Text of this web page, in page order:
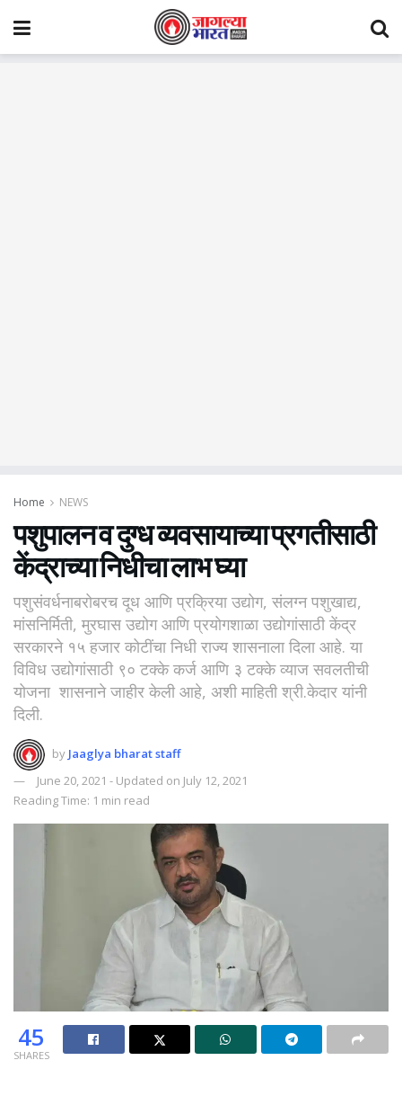
Home NEWS
पशुपालन व दुग्ध व्यवसायाच्या प्रगतीसाठी
केंद्राच्या निधीचा लाभ घ्या
पशुसंवर्धनाबरोबरच दूध आणि प्रक्रिया उद्योग, संलग्न पशुखाद्य,
मांसनिर्मिती, मुरघास उद्योग आणि प्रयोगशाळा उद्योगांसाठी केंद्र
सरकारने १५ हजार कोटींचा निधी राज्य शासनाला दिला आहे. या
विविध उद्योगांसाठी ९० टक्के कर्ज आणि ३ टक्के व्याज सवलतीची
योजना शासनाने जाहीर केली आहे, अशी माहिती श्री.केदार यांनी
दिली.
by Jaaglya bharat staff
June 20, 2021 - Updated on July 12, 2021
Reading Time: 1 min read
45
SHARES